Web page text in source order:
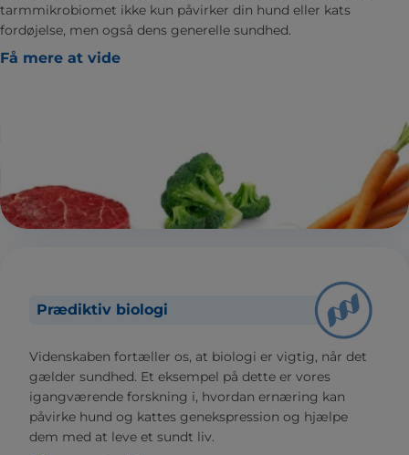
tarmmikrobiomet ikke kun påvirker din hund eller kats
fordøjelse, men også dens generelle sundhed.
Få mere at vide
Prædiktiv biologi
Videnskaben fortæller os, at biologi er vigtig, når det
gælder sundhed. Et eksempel på dette er vores
igangværende forskning i, hvordan ernæring kan
påvirke hund og kattes genekspression og hjælpe
dem med at leve et sundt liv.